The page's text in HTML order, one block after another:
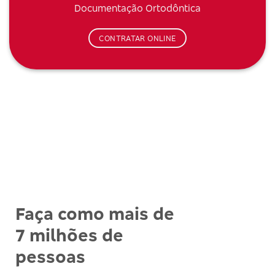
Documentação Ortodôntica
CONTRATAR ONLINE
Faça como mais de
7 milhões de
pessoas